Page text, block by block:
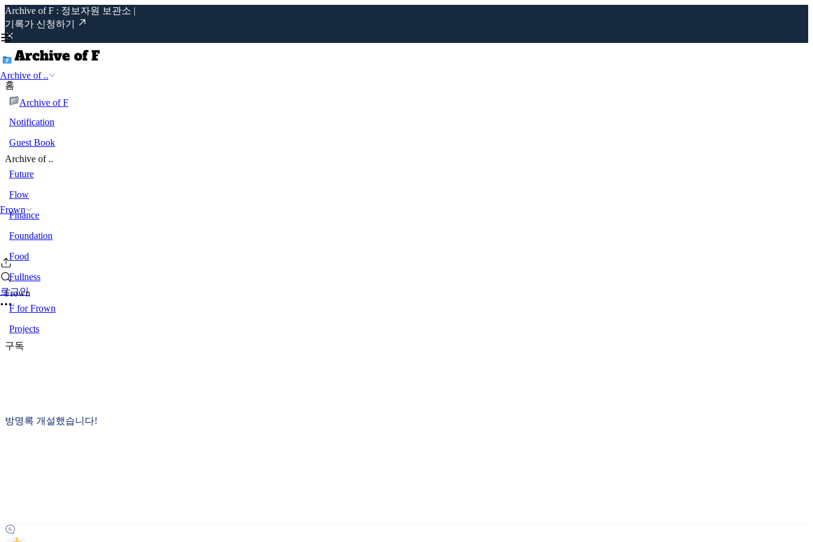
Archive of F : 정보자원 보관소 |
기록가 신청하기
Archive of ..
Frown
로그인
홈
Archive of F
Notification
Guest Book
Archive of ..
Future
Flow
Finance
Foundation
Food
Fullness
Frown
F for Frown
Projects
구독
방명록 개설했습니다!